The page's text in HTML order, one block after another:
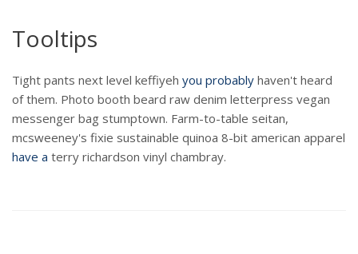
Tooltips
Tight pants next level keffiyeh you probably haven't heard
of them. Photo booth beard raw denim letterpress vegan
messenger bag stumptown. Farm-to-table seitan,
mcsweeney's fixie sustainable quinoa 8-bit american apparel
have a terry richardson vinyl chambray.